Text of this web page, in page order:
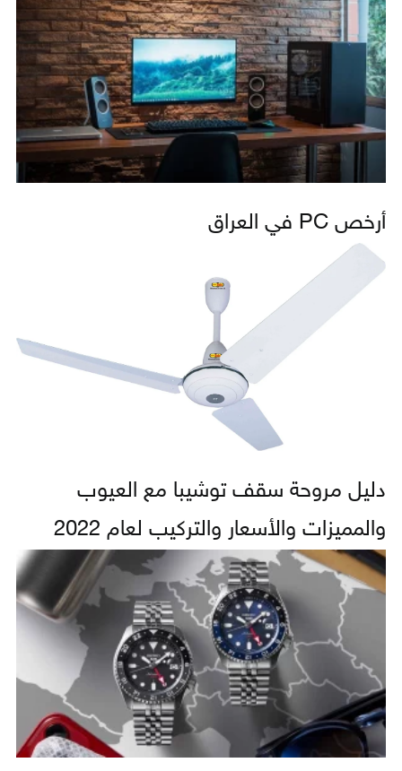
أرخص PC في العراق
دليل مروحة سقف توشيبا مع العيوب
والمميزات والأسعار والتركيب لعام 2022